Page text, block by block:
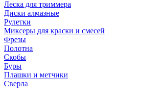
Леска для триммера
Диски алмазные
Рулетки
Миксеры для краски и смесей
Фрезы
Полотна
Скобы
Буры
Плашки и метчики
Сверла